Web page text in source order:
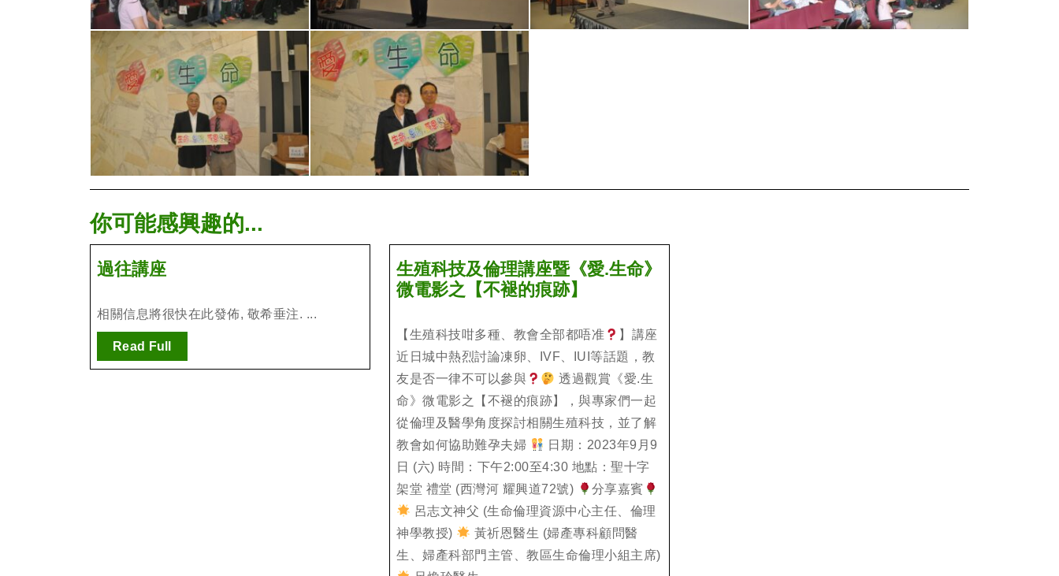
你可能感興趣的...
過往講座過
講
座
相關信息將很快在此發佈, 敬希垂注. ...
Read Full Read
Full
生殖科技及倫理講座暨《愛.生命》
微電影之【不褪的痕跡】
科
技
及
倫
理
講
座
暨
《愛.
生
命》
微
【生殖科技咁多種、教會全部都唔准
】講座
近日城中熱烈討論凍卵、IVF、IUI等話題，教
友是否一律不可以參與
透過觀賞《愛.生
命》微電影之【不褪的痕跡】，與專家們一起
從倫理及醫學角度探討相關生殖科技，並了解
教會如何協助難孕夫婦
日期：2023年9月9
日 (六) 時間：下午2:00至4:30 地點：聖十字
架堂 禮堂 (西灣河 耀興道72號)
分享嘉賓
呂志文神父 (生命倫理資源中心主任、倫理
神學教授)
黃祈恩醫生 (婦產專科顧問醫
生、婦產科部門主管、教區生命倫理小組主席)